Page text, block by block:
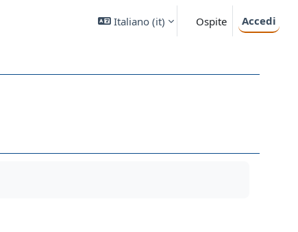
Italiano ‎(it)‎ Ospite Accedi